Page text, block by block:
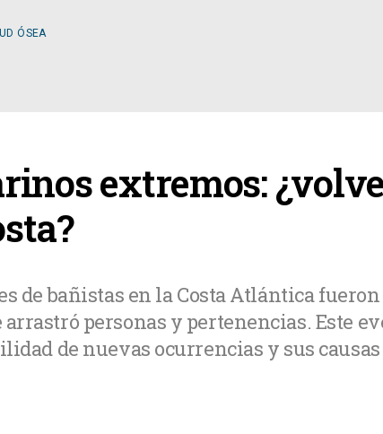
ÓSEA
CIRUGÍA GENERAL
extremos:
de bañistas en la Costa Atlántica
personas y pertenencias. Este
de nuevas ocurrencias y sus